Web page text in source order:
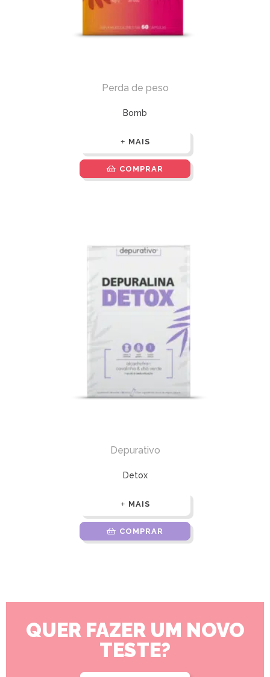
Perda de peso
Bomb
MAIS
COMPRAR
Depurativo
Detox
MAIS
COMPRAR
QUER FAZER UM NOVO
TESTE?